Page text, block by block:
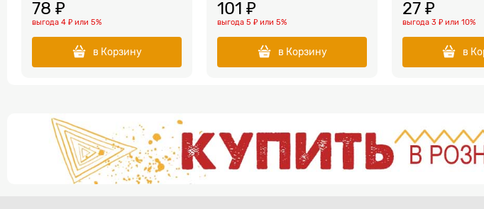
78 ₽
выгода 4 ₽ или 5%
в Корзину
101 ₽
выгода 5 ₽или 5%
в Корзину
27 ₽
выгода 3 ₽или 10%
в